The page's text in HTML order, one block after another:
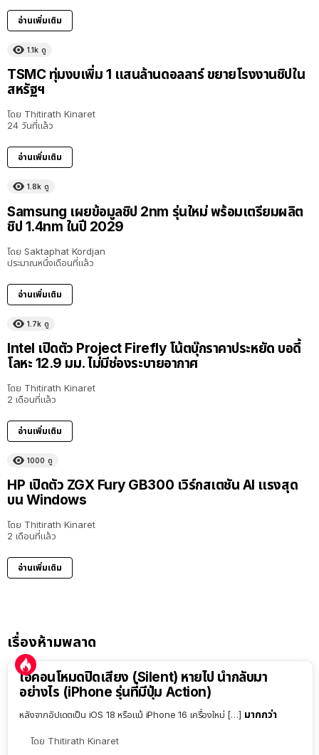
อ่านเพิ่มเติม
1.1k ดู
TSMC ทุ่มงบเพิ่ม 1 แสนล้านดอลลาร์ ขยายโรงงานชิปใน
สหรัฐฯ
โดย Thitirath Kinaret
24 วันที่แล้ว
อ่านเพิ่มเติม
1.8k ดู
Samsung เผยข้อมูลชิป 2nm รุ่นใหม่ พร้อมเตรียมผลิต
ชิป 1.4nm ในปี 2029
โดย Saktaphat Kordjan
ประมาณหนึ่งเดือนที่แล้ว
อ่านเพิ่มเติม
1.7k ดู
Intel เปิดตัว Project Firefly โน้ตบุ๊กราคาประหยัด บอดี้
โลหะ 12.9 มม. ไม่มีช่องระบายอากาศ
โดย Thitirath Kinaret
2 เดือนที่แล้ว
อ่านเพิ่มเติม
1000 ดู
HP เปิดตัว ZGX Fury GB300 เวิร์กสเตชัน AI แรงสุด
บน Windows
โดย Thitirath Kinaret
2 เดือนที่แล้ว
อ่านเพิ่มเติม
เรื่องห้ามพลาด
ไอคอนโหมดปิดเสียง (Silent) หายไป นำกลับมา
อย่างไร (iPhone รุ่นที่มีปุ่ม Action)
หลังจากอัปเดตเป็น iOS 18 หรือแม้ iPhone 16 เครื่องใหม่ […] มากกว่า
โดย Thitirath Kinaret